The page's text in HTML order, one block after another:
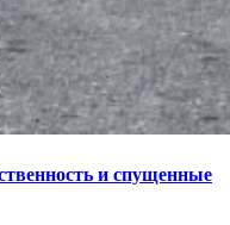
и спущенные